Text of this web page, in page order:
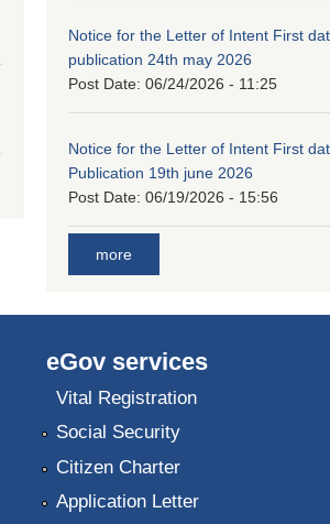
Notice for the Letter of Intent First
publication 24th may 2026
Post Date: 06/24/2026 - 11:25
Notice for the Letter of Intent First
Publication 19th june 2026
Post Date: 06/19/2026 - 15:56
more
eGov services
Vital Registration
Social Security
Citizen Charter
Application Letter